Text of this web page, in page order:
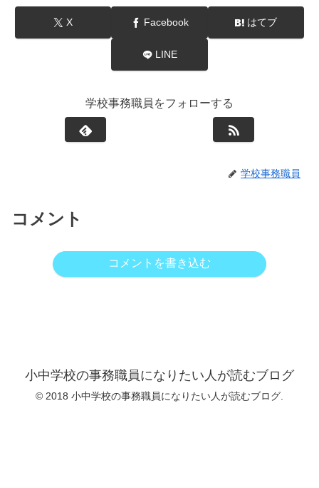
X Facebook はてブ
LINE
学校事務職員をフォローする
学校事務職員
コメント
コメントを書き込む
小中学校の事務職員になりたい人が読むブログ
© 2018 小中学校の事務職員になりたい人が読むブログ.